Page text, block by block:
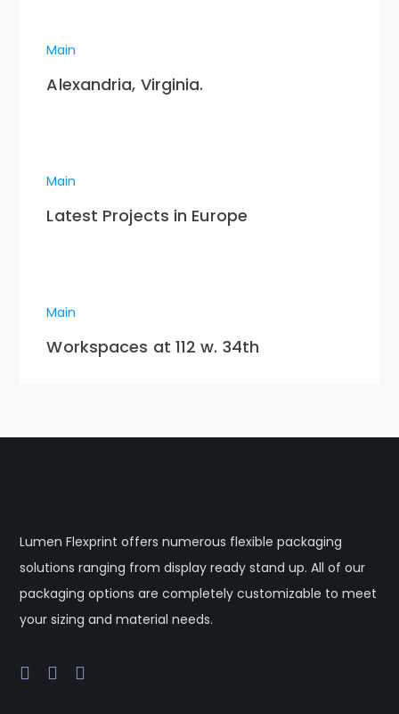
Main
Alexandria, Virginia.
Main
Latest Projects in Europe
Main
Workspaces at 112 w. 34th
Lumen Flexprint offers numerous flexible packaging
solutions ranging from display ready stand up. All of our
packaging options are completely customizable to meet
your sizing and material needs.